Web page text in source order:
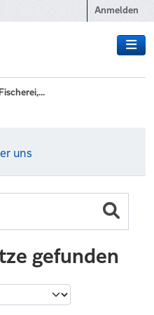
Anmelden
uns
gefunden